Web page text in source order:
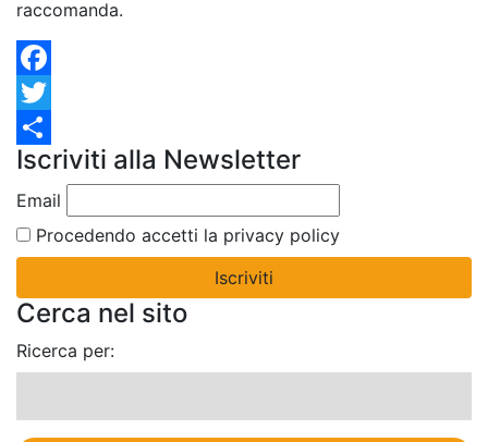
raccomanda.
Facebook
Twitter
Condividi
Iscriviti alla Newsletter
Email
Procedendo accetti la privacy policy
Cerca nel sito
Ricerca per: